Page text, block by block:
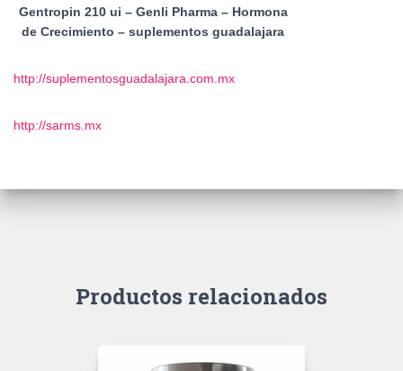
Gentropin 210 ui – Genli Pharma – Hormona
de Crecimiento – suplementos guadalajara
http://suplementosguadalajara.com.mx
http://sarms.mx
Productos relacionados